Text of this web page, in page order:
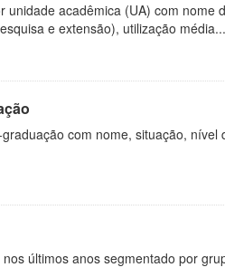
unidade acadêmica (UA) com nome
e extensão), utilização média...
com nome, situação,
últimos anos segmentado por